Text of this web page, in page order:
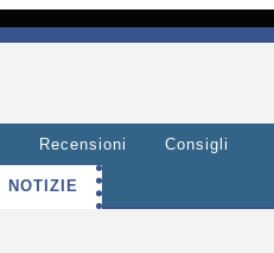
Recensioni Consigli
NOTIZIE